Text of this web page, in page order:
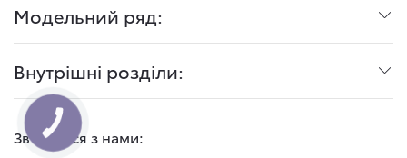
Модельний ряд:
Внутрішні розділи:
Зв'язатися з нами: